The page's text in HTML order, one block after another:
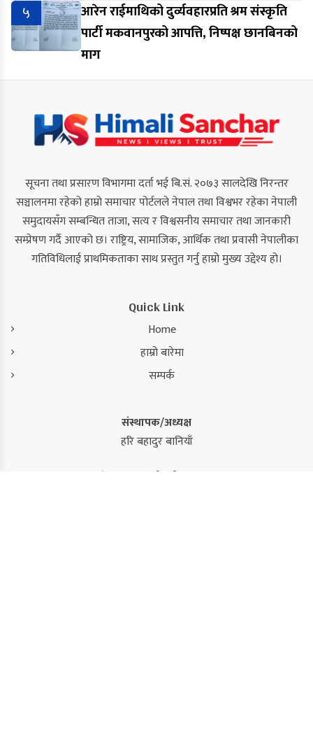
५
आरेन राईमाथिको दुर्व्यवहारप्रति श्रम संस्कृति
पार्टी मकवानपुरको आपत्ति, निष्पक्ष छानबिनको
माग
सूचना तथा प्रसारण विभागमा दर्ता भई बि.सं. २०७३ सालदेखि निरन्तर
सञ्चालनमा रहेको हाम्रो समाचार पोर्टलले नेपाल तथा विश्वभर रहेका नेपाली
समुदायसँग सम्बन्धित ताजा, सत्य र विश्वसनीय समाचार तथा जानकारी
सम्प्रेषण गर्दै आएको छ। राष्ट्रिय, सामाजिक, आर्थिक तथा प्रवासी नेपालीका
गतिविधिलाई प्राथमिकताका साथ प्रस्तुत गर्नु हाम्रो मुख्य उद्देश्य हो।
Quick Link
Home
हाम्रो बारेमा
सम्पर्क
संस्थापक/अध्यक्ष
हरि बहादुर बानियाँ
संस्थापक/कार्यकारी सम्पादक